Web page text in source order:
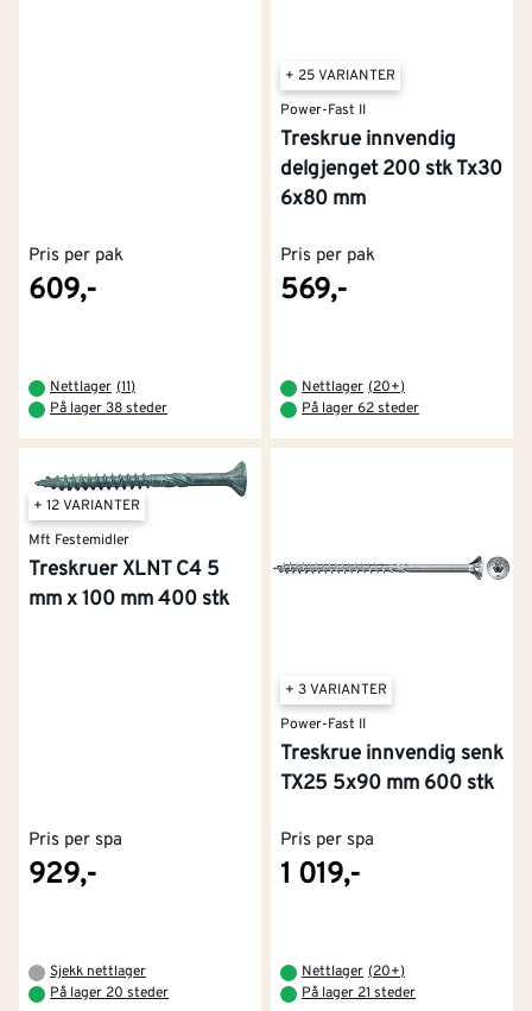
Pris per pak
609,-
Nettlager (11)
På lager 38 steder
+ 25 VARIANTER
Power-Fast II
Treskrue innvendig
delgjenget 200 stk Tx30
6x80 mm
Pris per pak
569,-
Nettlager (20+)
På lager 62 steder
+ 12 VARIANTER
Mft Festemidler
Treskruer XLNT C4 5
mm x 100 mm 400 stk
Pris per spa
929,-
Sjekk nettlager
På lager 20 steder
+ 3 VARIANTER
Power-Fast II
Treskrue innvendig senk
TX25 5x90 mm 600 stk
Pris per spa
1 019,-
Nettlager (20+)
På lager 21 steder